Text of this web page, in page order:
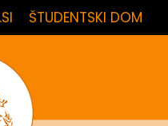
ŠTUDENTSKI DOM